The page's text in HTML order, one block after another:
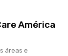
América
áreas e